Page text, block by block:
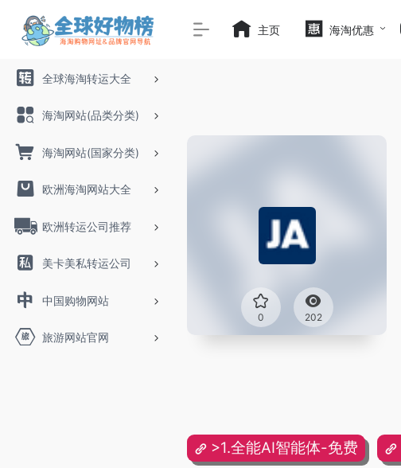
全球海淘转运大全
海淘网站(品类分类)
海淘网站(国家分类)
欧洲海淘网站大全
欧洲转运公司推荐
美卡美私转运公司
中国购物网站
旅游网站官网
主页 海淘优惠
0 202
>1.全能AI智能体-免费